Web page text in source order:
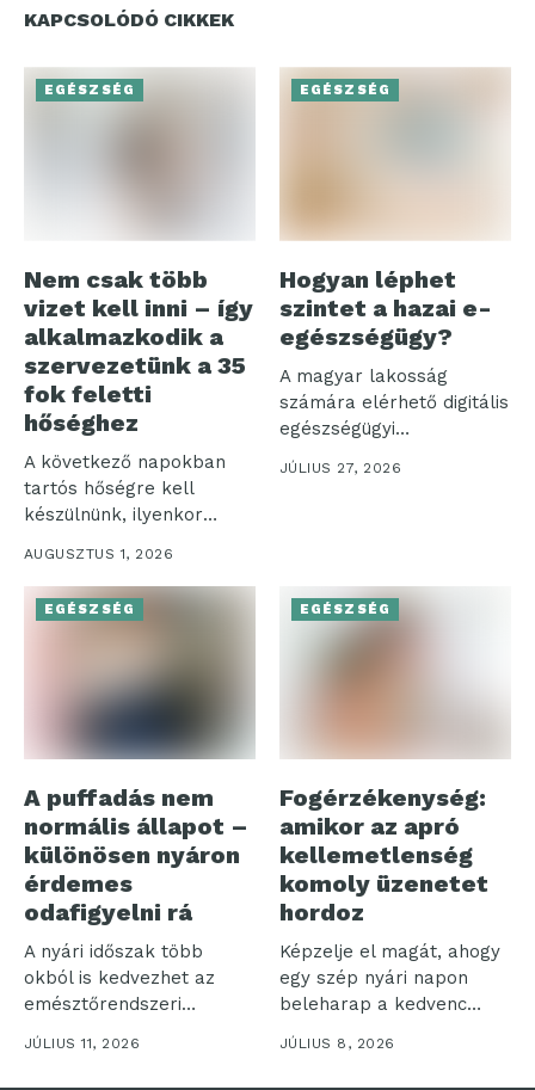
KAPCSOLÓDÓ CIKKEK
EGÉSZSÉG
Nem csak több
vizet kell inni – így
alkalmazkodik a
szervezetünk a 35
fok feletti
hőséghez
A következő napokban
tartós hőségre kell
készülnünk, ilyenkor
komfortérzetünk...
AUGUSZTUS 1, 2026
EGÉSZSÉG
Hogyan léphet
szintet a hazai e-
egészségügy?
A magyar lakosság
számára elérhető digitális
egészségügyi
ökoszisztéma három
pillére – az...
JÚLIUS 27, 2026
EGÉSZSÉG
A puffadás nem
normális állapot –
különösen nyáron
érdemes
odafigyelni rá
A nyári időszak több
okból is kedvezhet az
emésztőrendszeri
panaszoknak.
Gyakrabban
fogyasztunk...
JÚLIUS 11, 2026
EGÉSZSÉG
Fogérzékenység:
amikor az apró
kellemetlenség
komoly üzenetet
hordoz
Képzelje el magát, ahogy
egy szép nyári napon
beleharap a kedvenc
fagyijába,...
JÚLIUS 8, 2026